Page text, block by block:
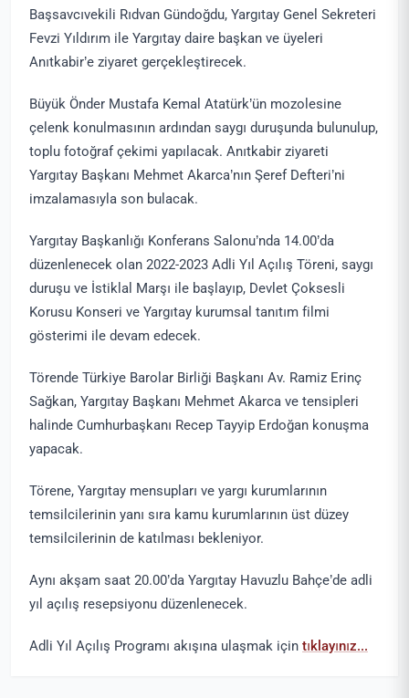
Başsavcıvekili Rıdvan Gündoğdu, Yargıtay Genel Sekreteri
Fevzi Yıldırım ile Yargıtay daire başkan ve üyeleri
Anıtkabir’e ziyaret gerçekleştirecek.
Büyük Önder Mustafa Kemal Atatürk’ün mozolesine
çelenk konulmasının ardından saygı duruşunda bulunulup,
toplu fotoğraf çekimi yapılacak. Anıtkabir ziyareti
Yargıtay Başkanı Mehmet Akarca’nın Şeref Defteri’ni
imzalamasıyla son bulacak.
Yargıtay Başkanlığı Konferans Salonu’nda 14.00’da
düzenlenecek olan 2022-2023 Adli Yıl Açılış Töreni, saygı
duruşu ve İstiklal Marşı ile başlayıp, Devlet Çoksesli
Korusu Konseri ve Yargıtay kurumsal tanıtım filmi
gösterimi ile devam edecek.
Törende Türkiye Barolar Birliği Başkanı Av. Ramiz Erinç
Sağkan, Yargıtay Başkanı Mehmet Akarca ve tensipleri
halinde Cumhurbaşkanı Recep Tayyip Erdoğan konuşma
yapacak.
Törene, Yargıtay mensupları ve yargı kurumlarının
temsilcilerinin yanı sıra kamu kurumlarının üst düzey
temsilcilerinin de katılması bekleniyor.
Aynı akşam saat 20.00’da Yargıtay Havuzlu Bahçe’de adli
yıl açılış resepsiyonu düzenlenecek.
Adli Yıl Açılış Programı akışına ulaşmak için tıklayınız...